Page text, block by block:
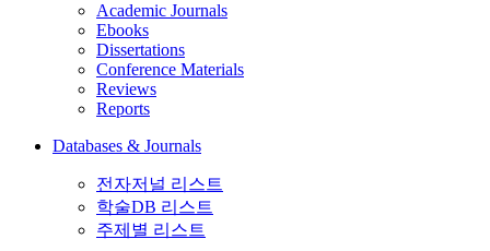
Academic Journals
Ebooks
Dissertations
Conference Materials
Reviews
Reports
Databases & Journals
전자저널 리스트
학술DB 리스트
주제별 리스트